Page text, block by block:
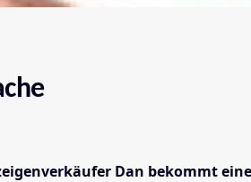
Dan bekommt